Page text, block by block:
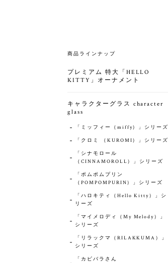
商品ラインナップ
プレミアム 特大「HELLO
KITTY」オーナメント
キャラクターグラス character
glass
「ミッフィー（miffy）」シリーズ
「クロミ （KUROMI）」シリーズ
「シナモロール
（CINNAMOROLL）」シリーズ
「ポムポムプリン
（POMPOMPURIN）」シリーズ
「ハロキティ（‎Hello Kitty）」シ
リーズ
「マイメロディ（My Melody）」
シリーズ
「リラックマ（RILAKKUMA）」
シリーズ
「カピバラさん